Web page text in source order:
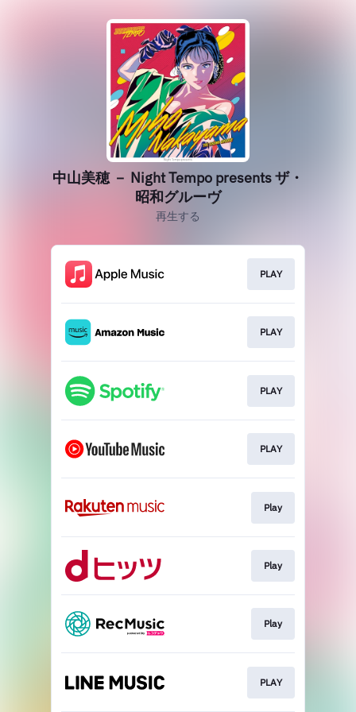
中山美穂 － Night Tempo presents ザ・
昭和グルーヴ
再生する
PLAY
PLAY
PLAY
PLAY
Play
Play
Play
PLAY